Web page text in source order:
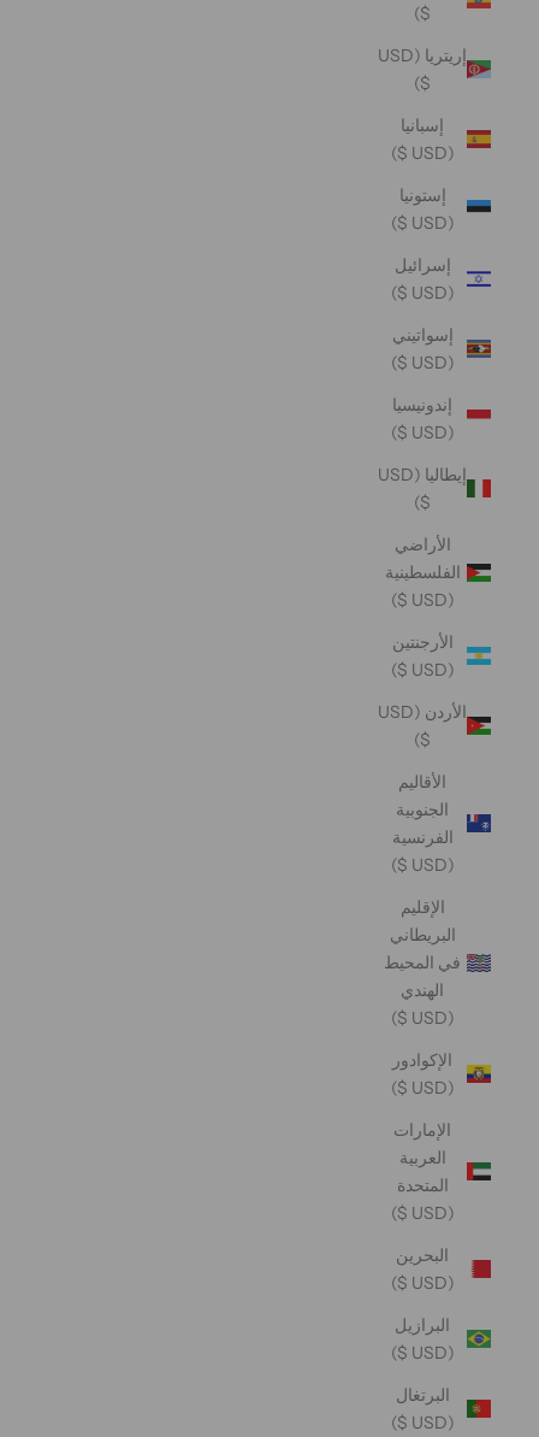
$)
إريتريا (USD
$)
إسبانيا
(USD $)
إستونيا
(USD $)
إسرائيل
(USD $)
إسواتيني
(USD $)
إندونيسيا
(USD $)
إيطاليا (USD
$)
الأراضي
الفلسطينية
(USD $)
الأرجنتين
(USD $)
الأردن (USD
$)
الأقاليم
الجنوبية
الفرنسية
(USD $)
الإقليم
البريطاني
في المحيط
الهندي
(USD $)
الإكوادور
(USD $)
الإمارات
العربية
المتحدة
(USD $)
البحرين
(USD $)
البرازيل
(USD $)
البرتغال
(USD $)